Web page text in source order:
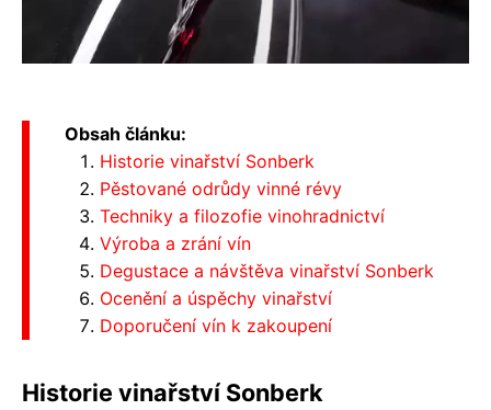
Obsah článku:
Historie vinařství Sonberk
Pěstované odrůdy vinné révy
Techniky a filozofie vinohradnictví
Výroba a zrání vín
Degustace a návštěva vinařství Sonberk
Ocenění a úspěchy vinařství
Doporučení vín k zakoupení
Historie vinařství Sonberk